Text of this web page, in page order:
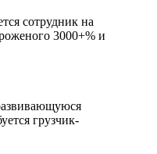
сотрудник на
3000+% и
грузчик-